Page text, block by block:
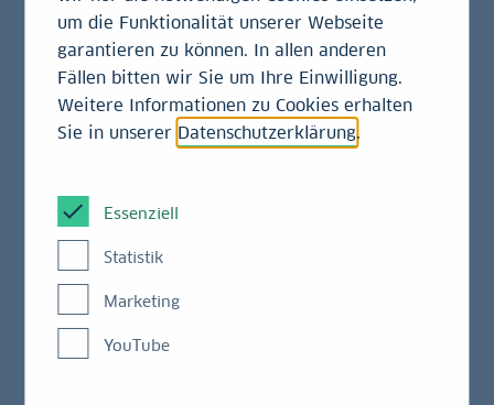
Zeit ohnehin am Einlagesatz orientieren.
Unsere Ersteinschätzung zur
heutigen EZB-Zinssenkung
worden und dürfte durch die Daten der letzten
Monate – weniger Inflation, schwächere Konjunktur –
gerechtfertigt sein. Was den weiteren Ausblick
angeht, blieb die EZB heute vage. Auch die
Projektionen geben keinen wirklichen Hinweis. Die
Risiken für die Inflationsprojektion dürften in etwa
um die Funktionalität unserer Webseite
garantieren zu können. In allen anderen
Fällen bitten wir Sie um Ihre Einwilligung.
Weitere Informationen zu Cookies erhalten
Sie in unserer Datenschutzerklärung.
Essenziell
Statistik
Marketing
YouTube